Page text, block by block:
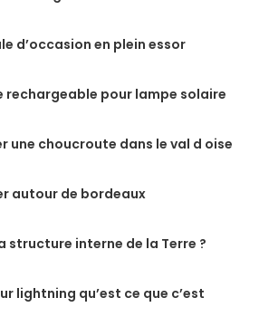
d’occasion en plein essor
rechargeable pour lampe solaire
une choucroute dans le val d oise
autour de bordeaux
structure interne de la Terre ?
lightning qu’est ce que c’est